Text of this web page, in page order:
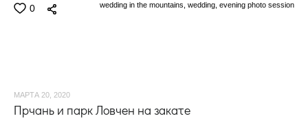
0 wedding in the mountains, wedding, evening photo session
МАРТА 20, 2020
Прчань и парк Ловчен на закате